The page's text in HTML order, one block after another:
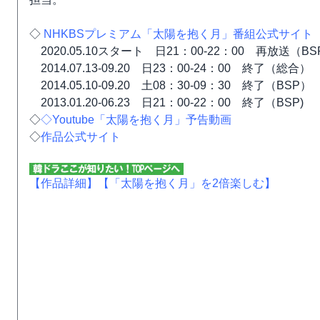
◇ NHKBSプレミアム「太陽を抱く月」番組公式サイト
2020.05.10スタート 日21：00-22：00 再放送（
2014.07.13-09.20 日23：00-24：00 終了（総合）
2014.05.10-09.20 土08：30-09：30 終了（BSP）
2013.01.20-06.23 日21：00-22：00 終了（BSP)
◇◇Youtube「太陽を抱く月」予告動画
◇作品公式サイト
【作品詳細】 【「太陽を抱く月」を2倍楽しむ】